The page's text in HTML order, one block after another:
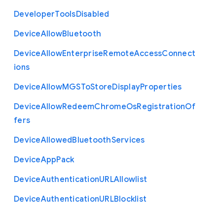
DeveloperToolsDisabled
DeviceAllowBluetooth
DeviceAllowEnterpriseRemoteAccessConnect
ions
DeviceAllowMGSToStoreDisplayProperties
DeviceAllowRedeemChromeOsRegistrationOf
fers
DeviceAllowedBluetoothServices
DeviceAppPack
DeviceAuthenticationURLAllowlist
DeviceAuthenticationURLBlocklist